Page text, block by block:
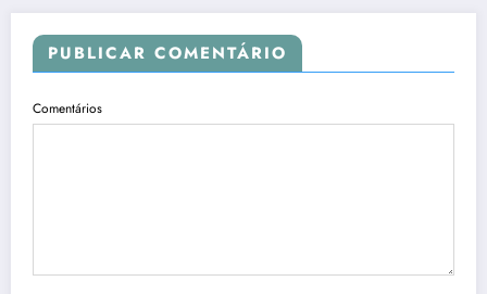
PUBLICAR COMENTÁRIO
Comentários